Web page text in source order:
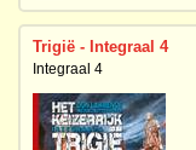
Trigië - Integraal 4
Integraal 4